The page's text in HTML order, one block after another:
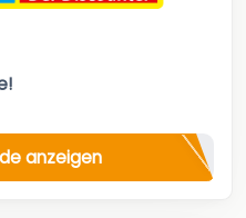
anzeigen